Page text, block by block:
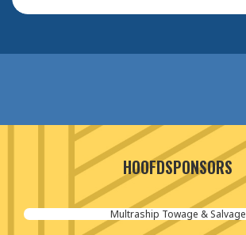
HOOFDSPONSORS
Multraship Towage & Salvage